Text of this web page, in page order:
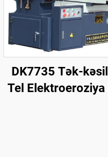
DK7735 Tək-
Tel Elektroeroziya